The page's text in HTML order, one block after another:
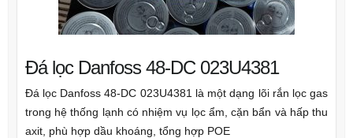
Đá lọc Danfoss 48-DC 023U4381
Đá lọc Danfoss 48-DC 023U4381 là một dạng lõi rắn lọc gas
trong hệ thống lạnh có nhiệm vụ lọc ẩm, cặn bẩn và hấp thu
axit, phù hợp dầu khoáng, tổng hợp POE